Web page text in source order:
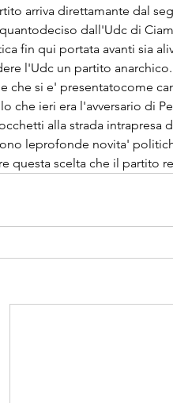
arriva direttamante dal
dall'Udc di
fin qui portata avanti sia
l'Udc un partito
che si e' presentatocome
che ieri era l'avversario di
alla strada intrapresa
leprofonde novita'
questa scelta che il partito